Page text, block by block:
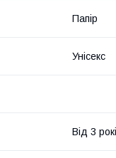
Папір
Унісекс
Від 3